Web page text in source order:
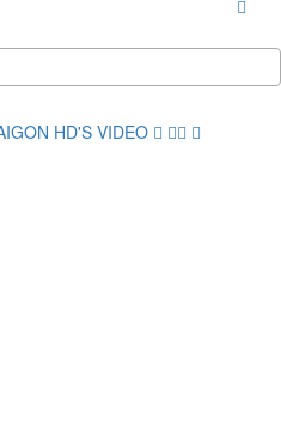
HD'S VIDEO